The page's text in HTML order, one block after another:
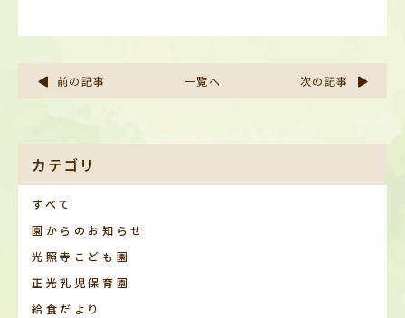
前の記事 一覧へ 次の記事
カテゴリ
すべて
園からのお知らせ
光照寺こども園
正光乳児保育園
給食だより